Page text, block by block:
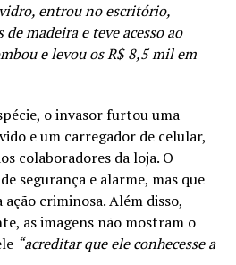
entrou no escritório,
madeira e teve acesso ao
e levou os R$ 8,5 mil em
o invasor furtou uma
e um carregador de celular,
colaboradores da loja. O
segurança e alarme, mas que
criminosa. Além disso,
as imagens não mostram o
“acreditar que ele conhecesse a